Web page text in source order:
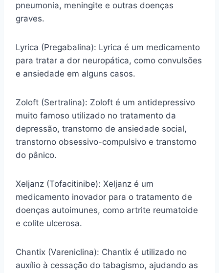
pneumonia, meningite e outras doenças
graves.
Lyrica (Pregabalina): Lyrica é um medicamento
para tratar a dor neuropática, como convulsões
e ansiedade em alguns casos.
Zoloft (Sertralina): Zoloft é um antidepressivo
muito famoso utilizado no tratamento da
depressão, transtorno de ansiedade social,
transtorno obsessivo-compulsivo e transtorno
do pânico.
Xeljanz (Tofacitinibe): Xeljanz é um
medicamento inovador para o tratamento de
doenças autoimunes, como artrite reumatoide
e colite ulcerosa.
Chantix (Vareniclina): Chantix é utilizado no
auxílio à cessação do tabagismo, ajudando as